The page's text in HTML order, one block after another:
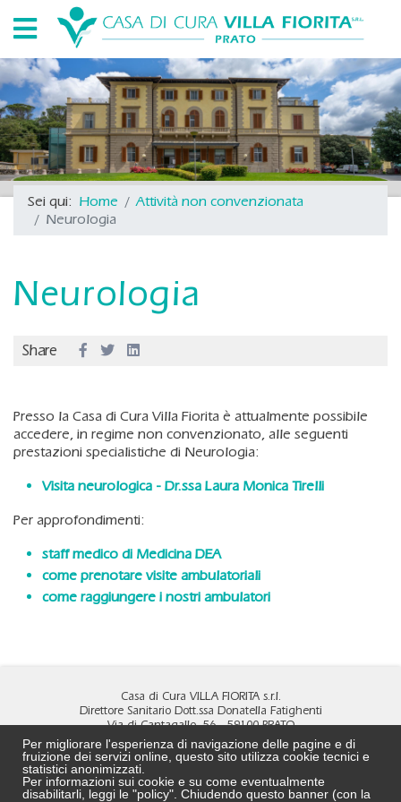
Per migliorare l'esperienza di navigazione delle pagine e di
fruizione dei servizi online, questo sito utilizza cookie tecnici e
statistici anonimizzati.
Per informazioni sui cookie e su come eventualmente
disabilitarli, leggi le "policy". Chiudendo questo banner (con la
Sei qui: Home
Attività non convenzionata
Neurologia
Neurologia
Share
Presso la Casa di Cura Villa Fiorita è attualmente possibile
accedere, in regime non convenzionato, alle seguenti
prestazioni specialistiche di Neurologia:
Visita neurologica - Dr.ssa Laura Monica Tirelli
Per approfondimenti:
staff medico di Medicina DEA
come prenotare visite ambulatoriali
come raggiungere i nostri ambulatori
Casa di Cura VILLA FIORITA s.r.l.
Direttore Sanitario Dott.ssa Donatella Fatighenti
Via di Cantagallo, 56 - 59100 PRATO
Tel0574 4891 - Fax0574 690472
MAIL: info@villa-fiorita.it
PEC:
cdcvillafiorita@pec.it
DPO:DPO@villa-fiorita.it
REA N. PO 524239 - C.F. e P.Iva 02323750972